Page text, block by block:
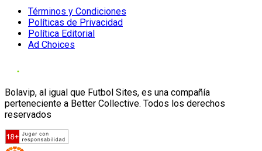
Términos y Condiciones
Políticas de Privacidad
Política Editorial
Ad Choices
Bolavip, al igual que Futbol Sites, es una compañía
perteneciente a Better Collective. Todos los derechos
reservados